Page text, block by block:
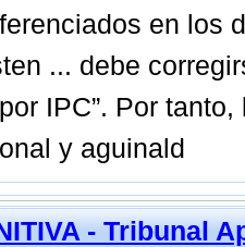
en los
... debe
IPC”. Por
y aguinald
- Tribunal